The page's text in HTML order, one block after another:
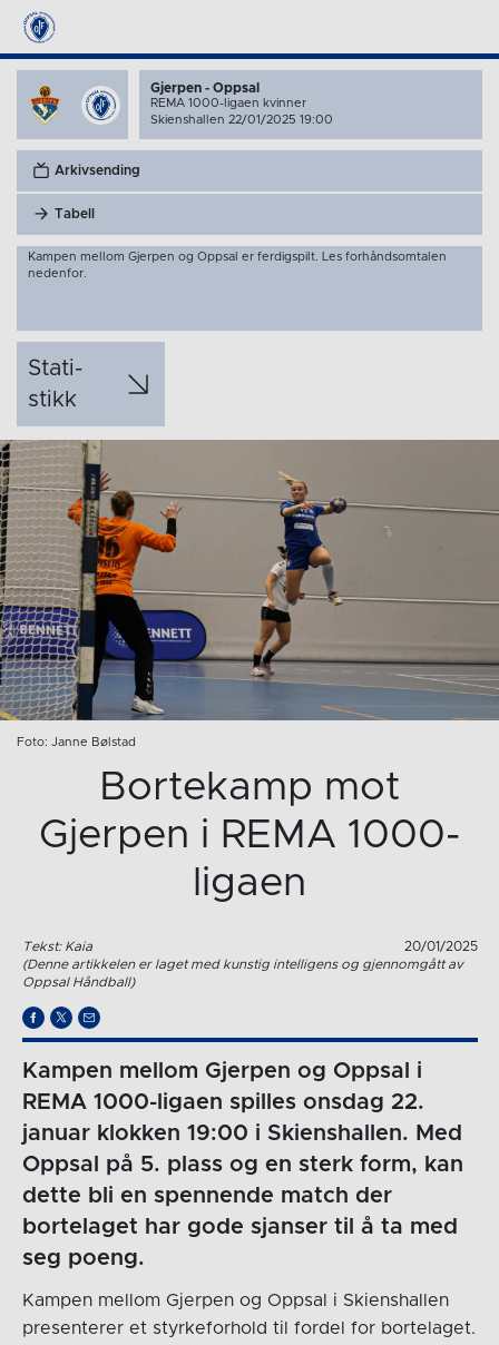
Gjerpen - Oppsal
REMA 1000-ligaen kvinner
Skienshallen 22/01/2025 19:00
Arkivsending
Tabell
Kampen mellom Gjerpen og Oppsal er ferdigspilt. Les forhåndsomtalen
nedenfor.
Stati­
stikk
Foto: Janne Bølstad
Bortekamp mot
Gjerpen i REMA 1000-
ligaen
Tekst: Kaia
20/01/2025
(Denne artikkelen er laget med kunstig intelligens og gjennomgått av
Oppsal Håndball)
Kampen mellom Gjerpen og Oppsal i
REMA 1000-ligaen spilles onsdag 22.
januar klokken 19:00 i Skienshallen. Med
Oppsal på 5. plass og en sterk form, kan
dette bli en spennende match der
bortelaget har gode sjanser til å ta med
seg poeng.
Kampen mellom Gjerpen og Oppsal i Skienshallen
presenterer et styrkeforhold til fordel for bortelaget.